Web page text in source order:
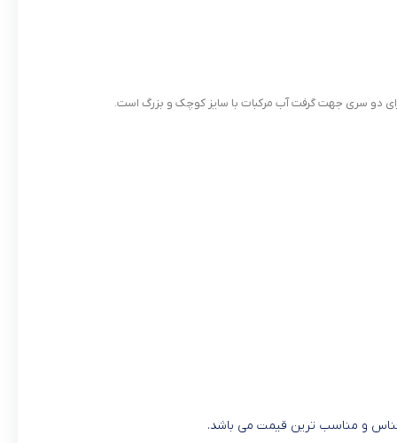
دو سری جهت گرفت آب مرکبات با سایز کوچک و بزرگ است.
اجناس و مناسب ترین قیمت می باشد.